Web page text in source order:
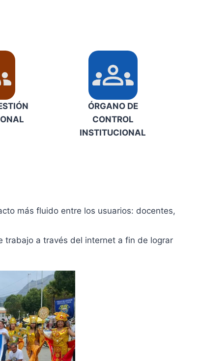
ÓRGANO DE
CONTROL
INSTITUCIONAL
más fluido entre los usuarios: docentes,
trabajo a través del internet a fin de lograr